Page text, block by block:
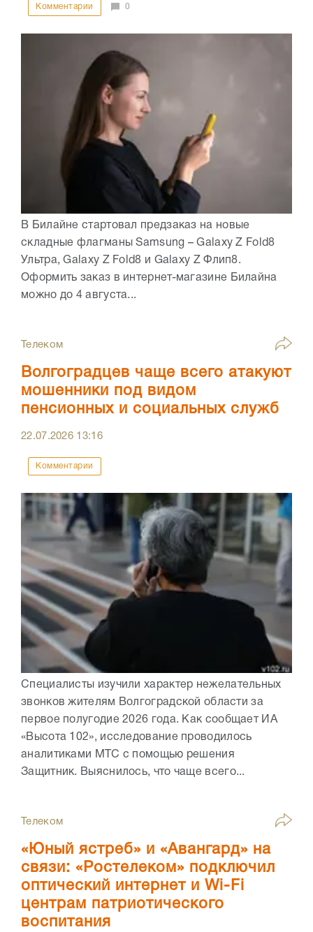
Комментарии 0
В Билайне стартовал предзаказ на новые
складные флагманы Samsung – Galaxy Z Fold8
Ультра, Galaxy Z Fold8 и Galaxy Z Флип8.
Оформить заказ в интернет-магазине Билайна
можно до 4 августа...
Телеком
Волгоградцев чаще всего атакуют
мошенники под видом
пенсионных и социальных служб
22.07.2026 13:16
Комментарии
Специалисты изучили характер нежелательных
звонков жителям Волгоградской области за
первое полугодие 2026 года. Как сообщает ИА
«Высота 102», исследование проводилось
аналитиками МТС с помощью решения
Защитник. Выяснилось, что чаще всего...
Телеком
«Юный ястреб» и «Авангард» на
связи: «Ростелеком» подключил
оптический интернет и Wi-Fi
центрам патриотического
воспитания